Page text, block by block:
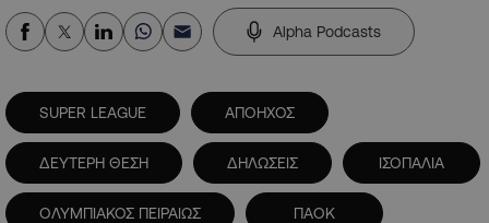
Alpha Podcasts
SUPER LEAGUE ΑΠΟΗΧΟΣ
ΔΕΥΤΕΡΗ ΘΕΣΗ ΔΗΛΩΣΕΙΣ ΙΣΟΠΑΛΙΑ
ΟΛΥΜΠΙΑΚΟΣ ΠΕΙΡΑΙΩΣ ΠΑΟΚ